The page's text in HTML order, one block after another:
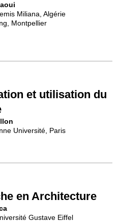
Miliana, Algérie
Montpellier
et utilisation du
Université, Paris
en Architecture
Gustave Eiffel